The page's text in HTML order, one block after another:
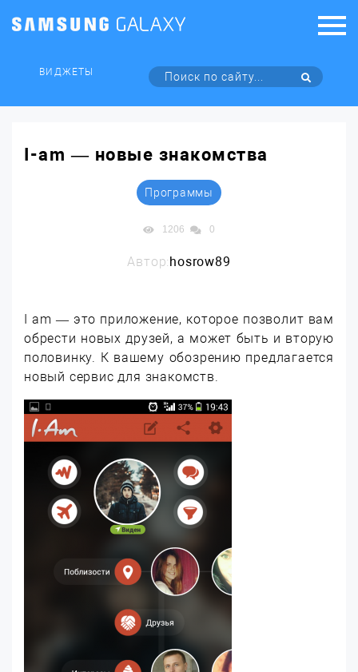
ВИДЖЕТЫ
I-am — новые знакомства
Программы
1206 0
Автор:hosrow89
I am — это приложение, которое позволит вам
обрести новых друзей, а может быть и вторую
половинку. К вашему обозрению предлагается
новый сервис для знакомств.